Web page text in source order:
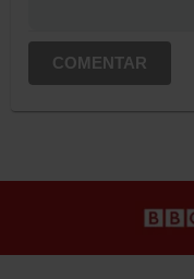
COMENTAR